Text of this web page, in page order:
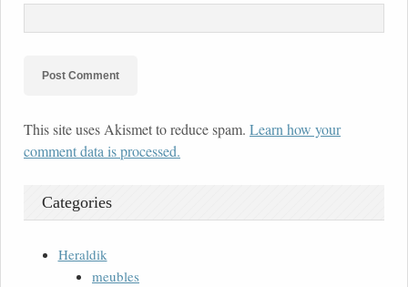
This site uses Akismet to reduce spam. Learn how your
comment data is processed.
Categories
Heraldik
meubles